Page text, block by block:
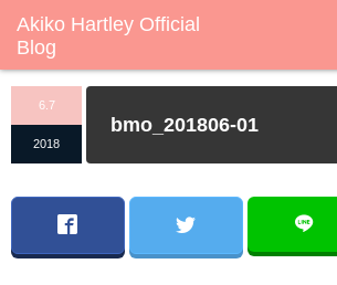
6.7
2018
bmo_201806-01